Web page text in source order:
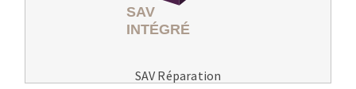
SAV Réparation